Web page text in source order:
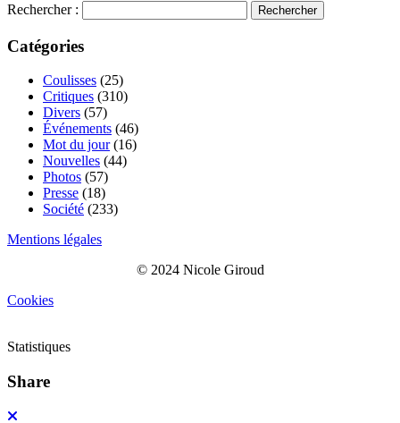
Rechercher :
Catégories
Coulisses (25)
Critiques (310)
Divers (57)
Événements (46)
Mot du jour(16)
Nouvelles (44)
Photos (57)
Presse (18)
Société (233)
Mentions légales
© 2024 Nicole Giroud
Cookies
Statistiques
Share